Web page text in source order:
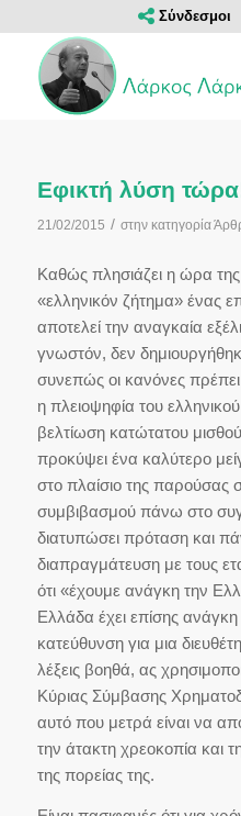
Σύνδεσμοι
Εφικτή λύση
21/02/2015 / στην κατηγορία
Καθώς πλησιάζει η ώρα
«ελληνικόν ζήτημα» ένας
αποτελεί την αναγκαία
γνωστόν, δεν
συνεπώς οι κανόνες
η πλειοψηφία του
βελτίωση κατώτατου
προκύψει ένα καλύτερο
στο πλαίσιο της παρούσας
συμβιβασμού πάνω στο
διατυπώσει πρόταση και
διαπραγμάτευση με τους
ότι «έχουμε ανάγκη την
Ελλάδα έχει επίσης
κατεύθυνση για μια
λέξεις βοηθά, ας
Κύριας Σύμβασης
αυτό που μετρά είναι να
την άτακτη χρεοκοπία και
της πορείας της.